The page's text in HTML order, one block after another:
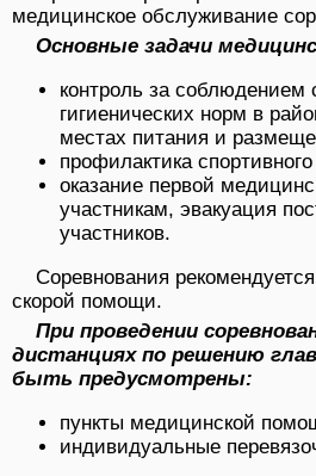
медицинское об­служивание
Основные задачи
контроль за соблюдением
гигиенических норм в
местах питания и
профилактика
оказание первой
участникам, эвакуация
участников.
Соревнования
скорой помощи.
При проведении
дистанциях по решению
быть предусмотрены:
пункты медицинской
индивидуальные